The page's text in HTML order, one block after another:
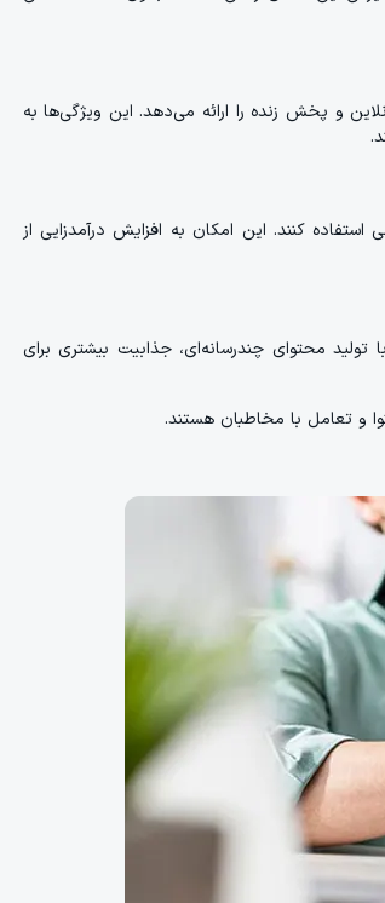
و پخش زنده را ارائه می‌دهد. این ویژگی‌ها به
کنند. این امکان به افزایش درآمدزایی از
محتوای چندرسانه‌ای، جذابیت بیشتری برای
و تعامل با مخاطبان هستند.